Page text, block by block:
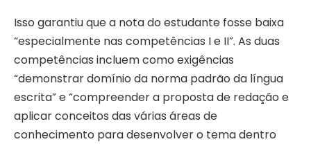
Isso garantiu que a nota do estudante fosse baixa
“especialmente nas competências I e II”. As duas
competências incluem como exigências
“demonstrar domínio da norma padrão da língua
escrita” e “compreender a proposta de redação e
aplicar conceitos das várias áreas de
conhecimento para desenvolver o tema dentro